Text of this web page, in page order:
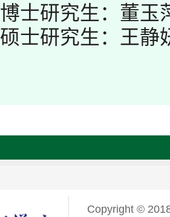
博士研究生：董玉
硕士研究生：王静
Copyright ©